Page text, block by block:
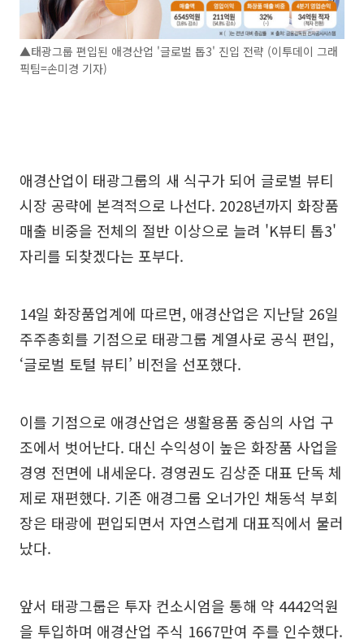
▲태광그룹 편입된 애경산업 '글로벌 톱3' 진입 전략 (이투데이 그래
픽팀=손미경 기자)
애경산업이 태광그룹의 새 식구가 되어 글로벌 뷰티
시장 공략에 본격적으로 나선다. 2028년까지 화장품
매출 비중을 전체의 절반 이상으로 늘려 'K뷰티 톱3'
자리를 되찾겠다는 포부다.
14일 화장품업계에 따르면, 애경산업은 지난달 26일
주주총회를 기점으로 태광그룹 계열사로 공식 편입,
‘글로벌 토털 뷰티’ 비전을 선포했다.
이를 기점으로 애경산업은 생활용품 중심의 사업 구
조에서 벗어난다. 대신 수익성이 높은 화장품 사업을
경영 전면에 내세운다. 경영권도 김상준 대표 단독 체
제로 재편했다. 기존 애경그룹 오너가인 채동석 부회
장은 태광에 편입되면서 자연스럽게 대표직에서 물러
났다.
앞서 태광그룹은 투자 컨소시엄을 통해 약 4442억원
을 투입하며 애경산업 주식 1667만여 주를 인수했다.